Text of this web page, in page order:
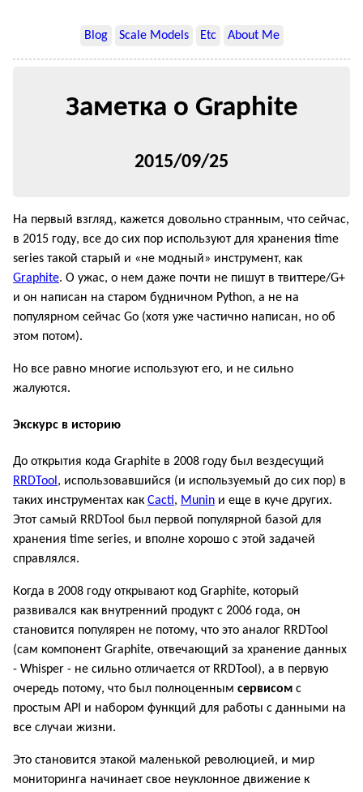
Blog Scale Models Etc About Me
Заметка о Graphite
2015/09/25
На первый взгляд, кажется довольно странным, что сейчас,
в 2015 году, все до сих пор используют для хранения time
series такой старый и «не модный» инструмент, как
Graphite. О ужас, о нем даже почти не пишут в твиттере/G+
и он написан на старом будничном Python, а не на
популярном сейчас Go (хотя уже частично написан, но об
этом потом).
Но все равно многие используют его, и не сильно
жалуются.
Экскурс в историю
До открытия кода Graphite в 2008 году был вездесущий
RRDTool, использовавшийся (и используемый до сих пор) в
таких инструментах как Cacti, Munin и еще в куче других.
Этот самый RRDTool был первой популярной базой для
хранения time series, и вполне хорошо с этой задачей
справлялся.
Когда в 2008 году открывают код Graphite, который
развивался как внутренний продукт с 2006 года, он
становится популярен не потому, что это аналог RRDTool
(сам компонент Graphite, отвечающий за хранение данных
- Whisper - не сильно отличается от RRDTool), а в первую
очередь потому, что был полноценным сервисом с
простым API и набором функций для работы с данными на
все случаи жизни.
Это становится этакой маленькой революцией, и мир
мониторинга начинает свое неуклонное движение к